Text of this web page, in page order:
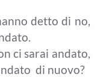
detto di no,
ci sarai andato,
di nuovo?